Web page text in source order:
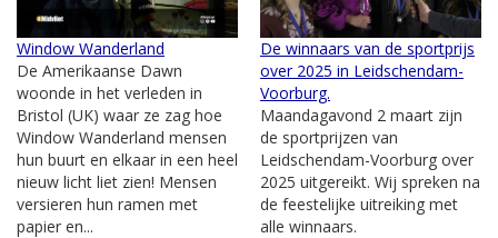
Window Wanderland
De Amerikaanse Dawn
woonde in het verleden in
Bristol (UK) waar ze zag hoe
Window Wanderland mensen
hun buurt en elkaar in een heel
nieuw licht liet zien! Mensen
versieren hun ramen met
papier en...
De winnaars van de sportprijs
over 2025 in Leidschendam-
Voorburg.
Maandagavond 2 maart zijn
de sportprijzen van
Leidschendam-Voorburg over
2025 uitgereikt. Wij spreken na
de feestelijke uitreiking met
alle winnaars.